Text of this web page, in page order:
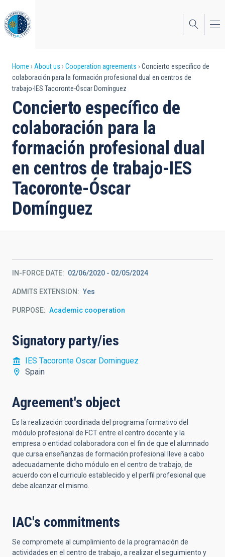
to
main
content
Breadcrumb
Home About us Cooperation agreements
Concierto específico de
colaboración para la formación profesional dual en centros de
trabajo-IES Tacoronte-Óscar Domínguez
Concierto específico de
colaboración para la
formación profesional dual
en centros de trabajo-IES
Tacoronte-Óscar
Domínguez
IN-FORCE DATE 02/06/2020 - 02/05/2024
ADMITS EXTENSION Yes
PURPOSE Academic cooperation
Signatory party/ies
IES Tacoronte Oscar Dominguez
Spain
Agreement's object
Es la realización coordinada del programa formativo del
módulo profesional de FCT entre el centro docente y la
empresa o entidad colaboradora con el fin de que el alumnado
que cursa enseñanzas de formación profesional lleve a cabo
adecuadamente dicho módulo en el centro de trabajo, de
acuerdo con el curriculo establecido y el perfil profesional que
debe alcanzar el mismo.
IAC's commitments
Se compromete al cumplimiento de la programación de
actividades en el centro de trabajo, a realizar el seguimiento y